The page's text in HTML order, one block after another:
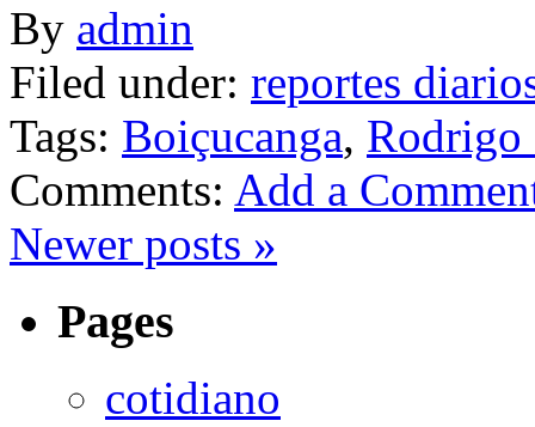
By admin
Filed under: reportes
Tags: Boiçucanga, Rodrigo
Comments: Add a
Newer posts »
Pages
cotidiano